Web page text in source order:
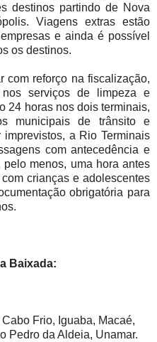
destinos partindo de Nova
Viagens extras estão
e ainda é possível
os destinos.
com reforço na fiscalização,
serviços de limpeza e
24 horas nos dois terminais,
municipais de trânsito e
a Rio Terminais
com antecedência e
menos, uma hora antes
crianças e adolescentes
obrigatória para
Baixada:
Frio, Iguaba, Macaé,
Pedro da Aldeia, Unamar.